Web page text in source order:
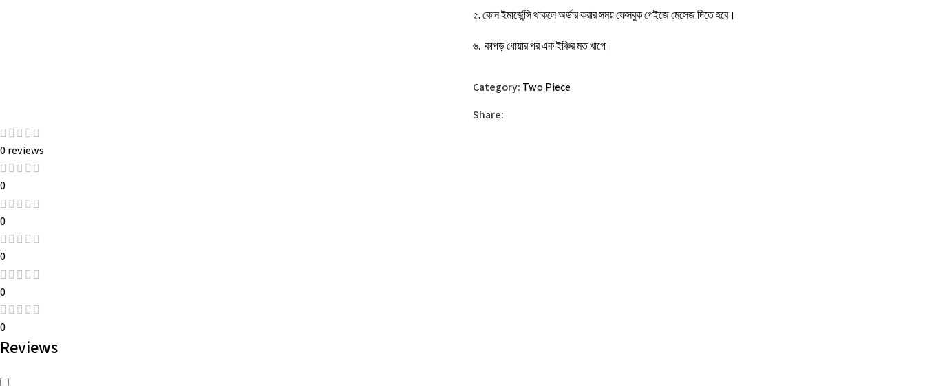
৫. কোন ইমার্জেন্সি থাকলে অর্ডার করার সময় ফেসবুক পেইজে মেসেজ দিতে হবে।
৬. কাপড় ধোয়ার পর এক ইঞ্চির মত খাপে।
Category: Two Piece
Share:
0 reviews
0
0
0
0
0
Reviews